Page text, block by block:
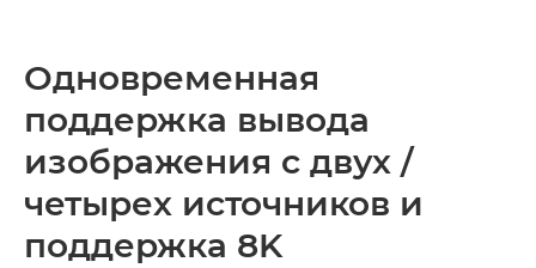
Одновременная
поддержка вывода
изображения с двух /
четырех источников и
поддержка 8K